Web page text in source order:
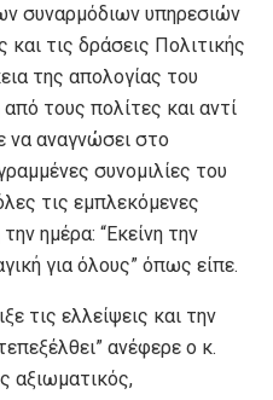
συναρμόδιων υπηρεσιών
και τις δράσεις Πολιτικής
της απολογίας του
τους πολίτες και αντί
να αναγνώσει στο
συνομιλίες του
τις εμπλεκόμενες
ημέρα: “Εκείνη την
για όλους” όπως είπε.
τις ελλείψεις και την
ανέφερε ο κ.
αξιωματικός,